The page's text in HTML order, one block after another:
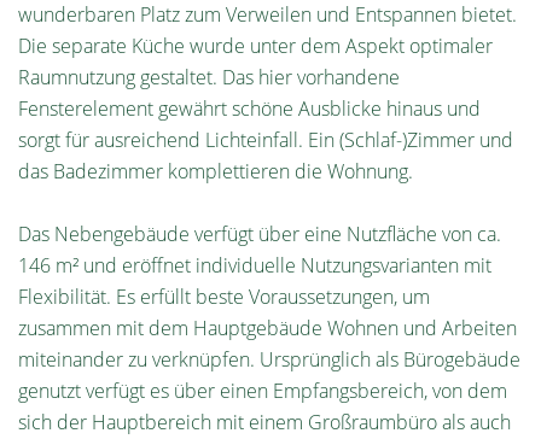
wunderbaren Platz zum Verweilen und Entspannen bietet.
Die separate Küche wurde unter dem Aspekt optimaler
Raumnutzung gestaltet. Das hier vorhandene
Fensterelement gewährt schöne Ausblicke hinaus und
sorgt für ausreichend Lichteinfall. Ein (Schlaf-)Zimmer und
das Badezimmer komplettieren die Wohnung.
Das Nebengebäude verfügt über eine Nutzfläche von ca.
146 m² und eröffnet individuelle Nutzungsvarianten mit
Flexibilität. Es erfüllt beste Voraussetzungen, um
zusammen mit dem Hauptgebäude Wohnen und Arbeiten
miteinander zu verknüpfen. Ursprünglich als Bürogebäude
genutzt verfügt es über einen Empfangsbereich, von dem
sich der Hauptbereich mit einem Großraumbüro als auch